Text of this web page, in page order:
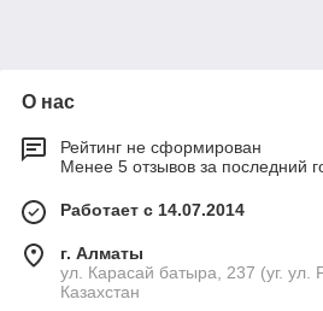
О нас
Рейтинг не сформирован
Менее 5 отзывов за последний
Работает с 14.07.2014
г. Алматы
ул. Карасай батыра, 237 (уг. ул.
Казахстан